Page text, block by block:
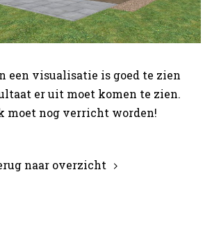
een visualisatie is goed te zien
er uit moet komen te zien.
moet nog verricht worden!
naar overzicht